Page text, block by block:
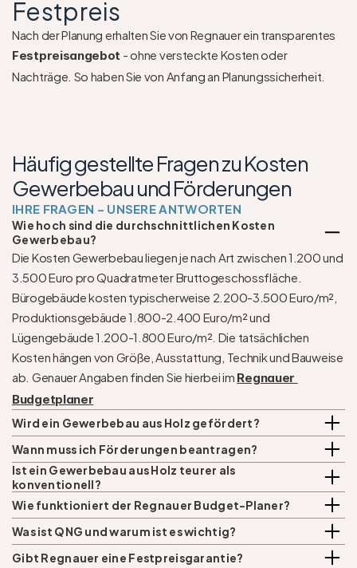
Festpreis
Festpreisangebot - ohne versteckte Kosten oder
Nachträge. So haben Sie von Anfang an Planungssicherheit.
Häufig gestellte Fragen zu Kosten
Gewerbebau und Förderungen
IHRE FRAGEN – UNSERE ANTWORTEN
Wie hoch sind die durchschnittlichen Kosten
Gewerbebau?
Die Kosten Gewerbebau liegen je nach Art zwischen 1.200 und
3.500 Euro pro Quadratmeter Bruttogeschossfläche.
Bürogebäude kosten typischerweise 2.200-3.500 Euro/m²,
Produktionsgebäude 1.800-2.400 Euro/m² und
Lügengebäude 1.200-1.800 Euro/m². Die tatsächlichen
Kosten hängen von Größe, Ausstattung, Technik und Bauweise
ab. Genauer Angaben finden Sie hierbei im Regnauer
Budgetplaner
Wird ein Gewerbebau aus Holz gefördert?
Wann muss ich Förderungen beantragen?
Ist ein Gewerbebau aus Holz teurer als
konventionell?
Wie funktioniert der Regnauer Budget-Planer?
Was ist QNG und warum ist es wichtig?
Gibt Regnauer eine Festpreisgarantie?